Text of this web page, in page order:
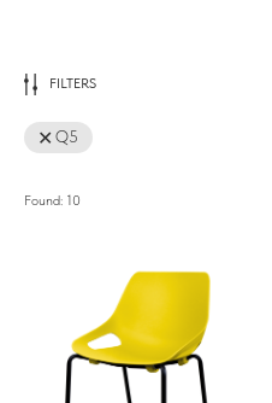
FILTERS
Q5
Found: 10